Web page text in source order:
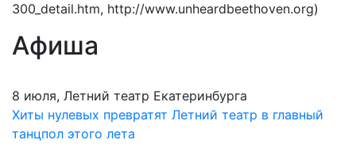
300_detail.htm, http://www.unheardbeethoven.org)
Афиша
8 июля, Летний театр Екатеринбурга
Хиты нулевых превратят Летний театр в главный
танцпол этого лета